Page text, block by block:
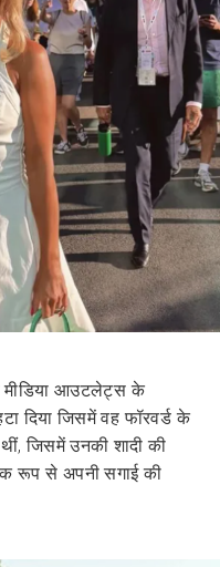
मीडिया आउटलेट्स के
दिया जिसमें वह फॉरवर्ड के
जिसमें उनकी शादी की
रूप से अपनी सगाई की